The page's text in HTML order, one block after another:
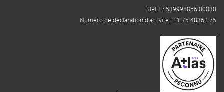
SIRET : 539998856 00030
Numéro de déclaration d'activité : 11 75 48362 75